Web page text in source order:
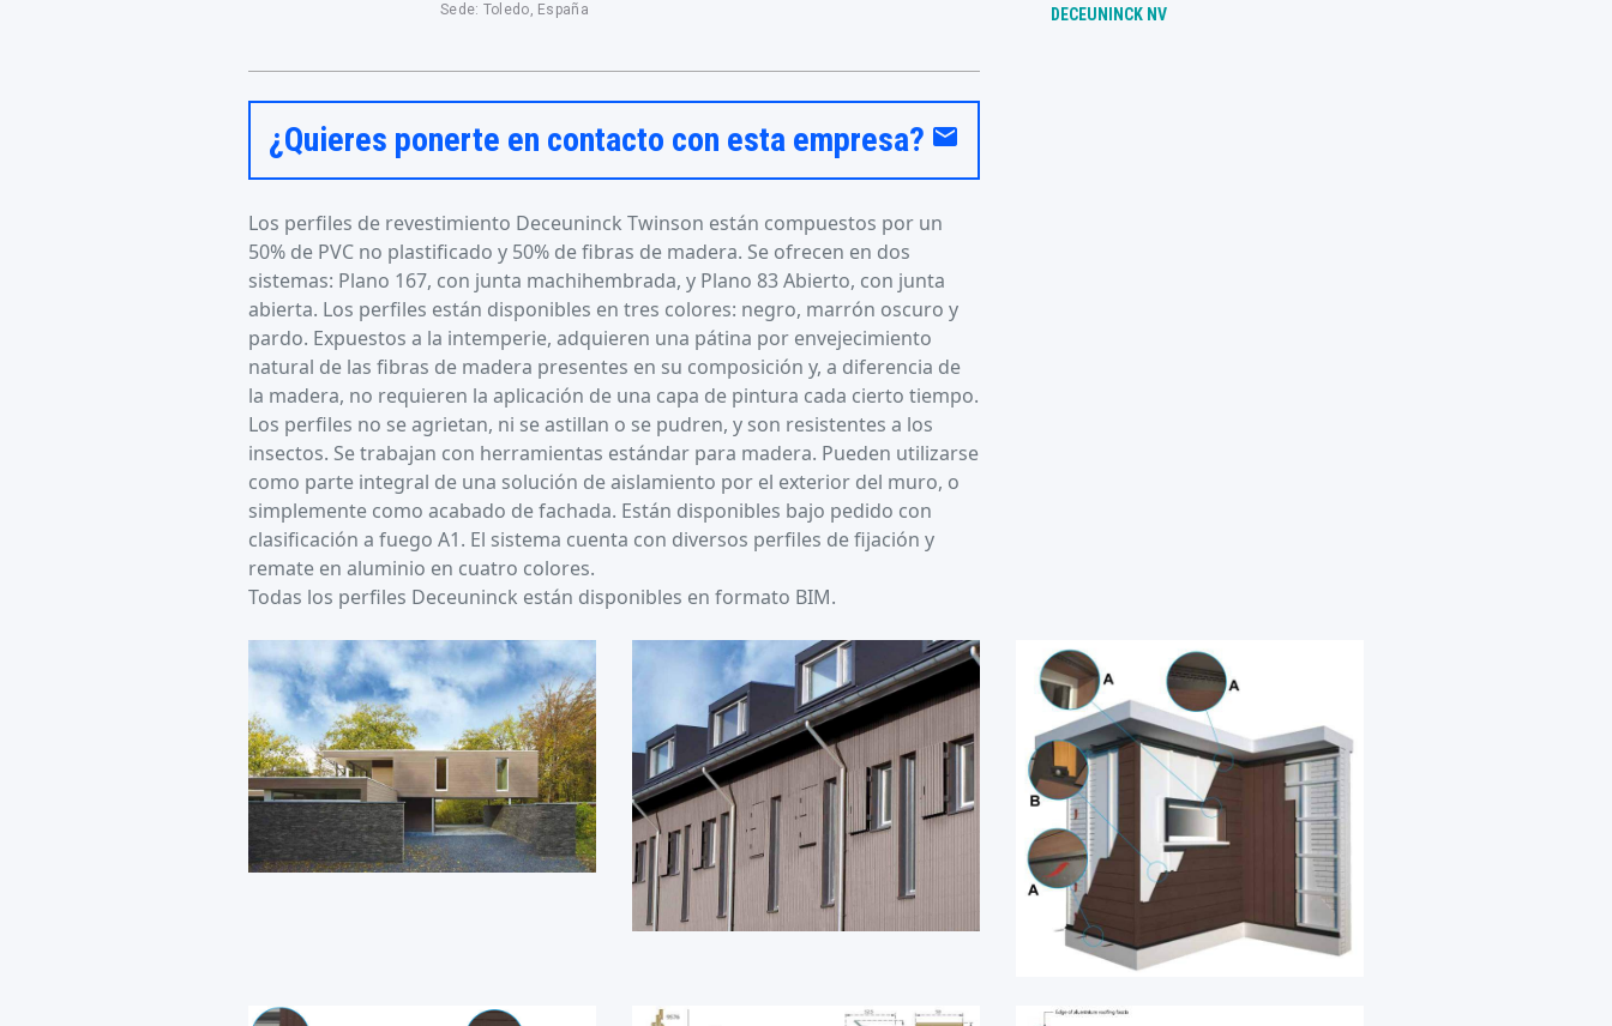
Sede: Toledo, España
¿Quieres ponerte en contacto con esta empresa? email
Los perfiles de revestimiento Deceuninck Twinson están compuestos por un
50% de PVC no plastificado y 50% de fibras de madera. Se ofrecen en dos
sistemas: Plano 167, con junta machihembrada, y Plano 83 Abierto, con junta
abierta. Los perfiles están disponibles en tres colores: negro, marrón oscuro y
pardo. Expuestos a la intemperie, adquieren una pátina por envejecimiento
natural de las fibras de madera presentes en su composición y, a diferencia de
la madera, no requieren la aplicación de una capa de pintura cada cierto tiempo.
Los perfiles no se agrietan, ni se astillan o se pudren, y son resistentes a los
insectos. Se trabajan con herramientas estándar para madera. Pueden utilizarse
como parte integral de una solución de aislamiento por el exterior del muro, o
simplemente como acabado de fachada. Están disponibles bajo pedido con
clasificación a fuego A1. El sistema cuenta con diversos perfiles de fijación y
remate en aluminio en cuatro colores.
Todas los perfiles Deceuninck están disponibles en formato BIM.
DECEUNINCK NV